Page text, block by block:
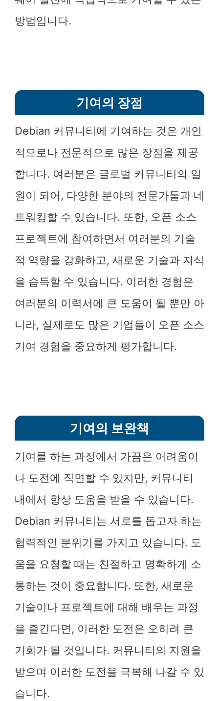
방법입니다.
기여의 장점
Debian 커뮤니티에 기여하는 것은 개인
적으로나 전문적으로 많은 장점을 제공
합니다. 여러분은 글로벌 커뮤니티의 일
원이 되어, 다양한 분야의 전문가들과 네
트워킹할 수 있습니다. 또한, 오픈 소스
프로젝트에 참여하면서 여러분의 기술
적 역량을 강화하고, 새로운 기술과 지식
을 습득할 수 있습니다. 이러한 경험은
여러분의 이력서에 큰 도움이 될 뿐만 아
니라, 실제로도 많은 기업들이 오픈 소스
기여 경험을 중요하게 평가합니다.
기여의 보완책
기여를 하는 과정에서 가끔은 어려움이
나 도전에 직면할 수 있지만, 커뮤니티
내에서 항상 도움을 받을 수 있습니다.
Debian 커뮤니티는 서로를 돕고자 하는
협력적인 분위기를 가지고 있습니다. 도
움을 요청할 때는 친절하고 명확하게 소
통하는 것이 중요합니다. 또한, 새로운
기술이나 프로젝트에 대해 배우는 과정
을 즐긴다면, 이러한 도전은 오히려 큰
기회가 될 것입니다. 커뮤니티의 지원을
받으며 이러한 도전을 극복해 나갈 수 있
습니다.